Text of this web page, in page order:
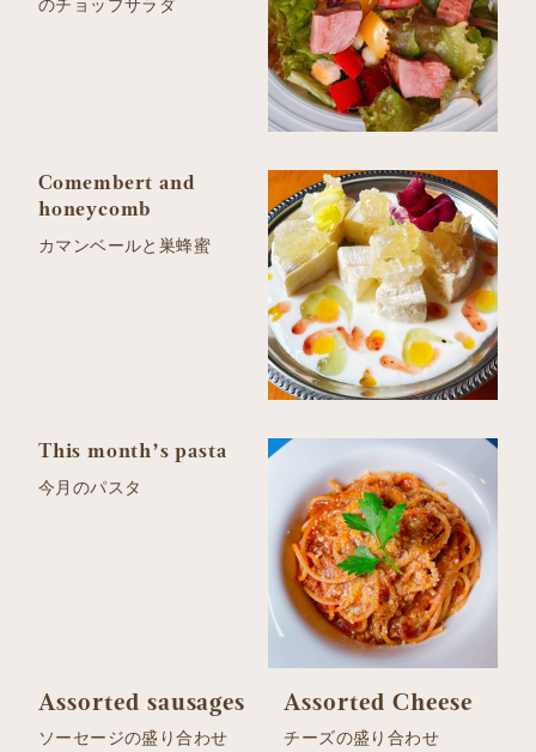
のチョップサラダ
Comembert and
honeycomb
カマンベールと巣蜂蜜
This month’s pasta
今月のパスタ
Assorted sausages
ソーセージの盛り合わせ
Assorted Cheese
チーズの盛り合わせ